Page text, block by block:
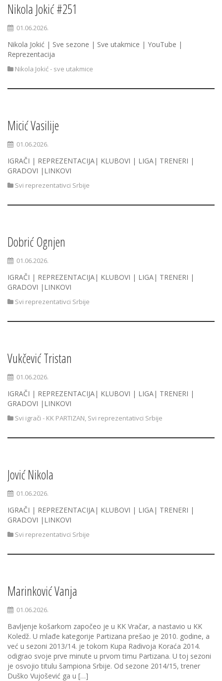
Nikola Jokić #251
01.06.2026.
Nikola Jokić | Sve sezone | Sve utakmice | YouTube |
Reprezentacija
Nikola Jokić - sve utakmice
Micić Vasilije
01.06.2026.
IGRAČI | REPREZENTACIJA| KLUBOVI | LIGA| TRENERI |
GRADOVI |LINKOVI
Svi reprezentativci Srbije
Dobrić Ognjen
01.06.2026.
IGRAČI | REPREZENTACIJA| KLUBOVI | LIGA| TRENERI |
GRADOVI |LINKOVI
Svi reprezentativci Srbije
Vukčević Tristan
01.06.2026.
IGRAČI | REPREZENTACIJA| KLUBOVI | LIGA| TRENERI |
GRADOVI |LINKOVI
Svi igrači - KK PARTIZAN, Svi reprezentativci Srbije
Jović Nikola
01.06.2026.
IGRAČI | REPREZENTACIJA| KLUBOVI | LIGA| TRENERI |
GRADOVI |LINKOVI
Svi reprezentativci Srbije
Marinković Vanja
01.06.2026.
Bavljenje košarkom započeo je u KK Vračar, a nastavio u KK
Koledž. U mlađe kategorije Partizana prešao je 2010. godine, a
već u sezoni 2013/14. je tokom Kupa Radivoja Koraća 2014.
odigrao svoje prve minute u prvom timu Partizana. U toj sezoni
je osvojio titulu šampiona Srbije. Od sezone 2014/15, trener
Duško Vujošević ga u […]